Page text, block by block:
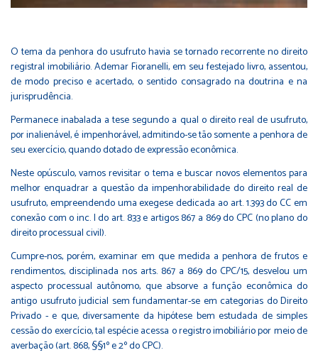
O tema da penhora do usufruto havia se tornado recorrente no direito
registral imobiliário. Ademar Fioranelli, em seu festejado livro, assentou,
de modo preciso e acertado, o sentido consagrado na doutrina e na
jurisprudência.
Permanece inabalada a tese segundo a qual o direito real de usufruto,
por inalienável, é impenhorável, admitindo-se tão somente a penhora de
seu exercício, quando dotado de expressão econômica.
Neste opúsculo, vamos revisitar o tema e buscar novos elementos para
melhor enquadrar a questão da impenhorabilidade do direito real de
usufruto, empreendendo uma exegese dedicada ao art. 1.393 do CC em
conexão com o inc. I do art. 833 e artigos 867 a 869 do CPC (no plano do
direito processual civil).
Cumpre-nos, porém, examinar em que medida a penhora de frutos e
rendimentos, disciplinada nos arts. 867 a 869 do CPC/15, desvelou um
aspecto processual autônomo, que absorve a função econômica do
antigo usufruto judicial sem fundamentar-se em categorias do Direito
Privado - e que, diversamente da hipótese bem estudada de simples
cessão do exercício, tal espécie acessa o registro imobiliário por meio de
averbação (art. 868, §§1º e 2º do CPC).